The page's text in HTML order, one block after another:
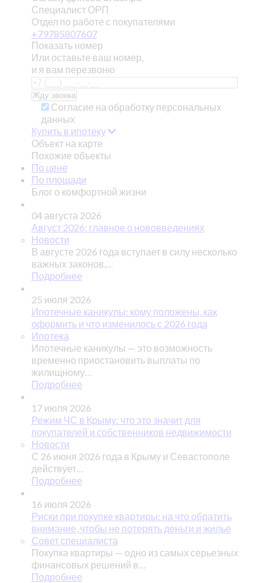
Специалист ОРП
Отдел по работе с покупателями
+79785807607
Показать номер
Или оставьте ваш номер,
и я вам перезвоню
Согласие на обработку персональных
данных
Купить в ипотеку
Объект на карте
Похожие объекты
По цене
По площади
Блог о комфортной жизни
04 августа 2026
Август 2026: главное о нововведениях
Новости
В августе 2026 года вступает в силу несколько
важных законов,…
Подробнее
25 июля 2026
Ипотечные каникулы: кому положены, как
оформить и что изменилось с 2026 года
Ипотека
Ипотечные каникулы — это возможность
временно приостановить выплаты по
жилищному…
Подробнее
17 июля 2026
Режим ЧС в Крыму: что это значит для
покупателей и собственников недвижимости
Новости
С 26 июня 2026 года в Крыму и Севастополе
действует…
Подробнее
16 июля 2026
Риски при покупке квартиры: на что обратить
внимание, чтобы не потерять деньги и жилье
Совет специалиста
Покупка квартиры — одно из самых серьезных
финансовых решений в…
Подробнее